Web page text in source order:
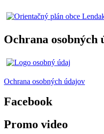
Ochrana osobných
Ochrana osobných údajov
Facebook
Promo video